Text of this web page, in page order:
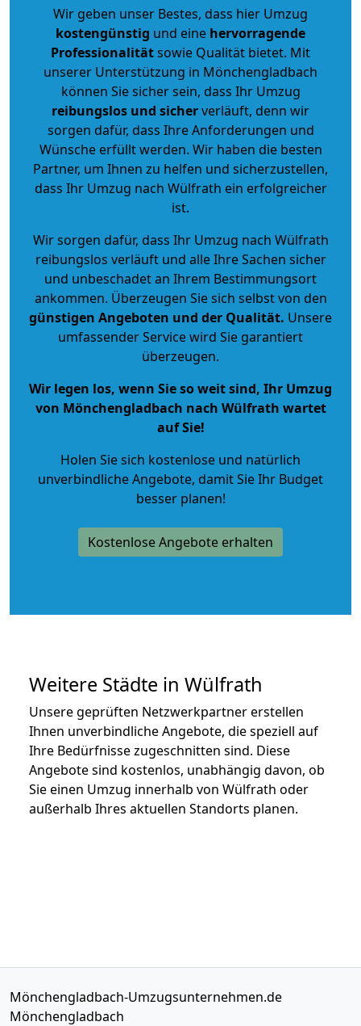
Wir geben unser Bestes, dass hier Umzug
kostengünstig und eine hervorragende
Professionalitätsowie Qualität bietet. Mit
unserer Unterstützung in Mönchengladbach
können Sie sicher sein, dass Ihr Umzug
reibungslos und sicherverläuft, denn wir
sorgen dafür, dass Ihre Anforderungen und
Wünsche erfüllt werden. Wir haben die besten
Partner, um Ihnen zu helfen und sicherzustellen,
dass Ihr Umzug nach Wülfrath ein erfolgreicher
ist.
Wir sorgen dafür, dass Ihr Umzug nach Wülfrath
reibungslos verläuft und alle Ihre Sachen sicher
und unbeschadet an Ihrem Bestimmungsort
ankommen. Überzeugen Sie sich selbst von den
günstigen Angeboten und der Qualität. Unsere
umfassender Service wird Sie garantiert
überzeugen.
Wir legen los, wenn Sie so weit sind, Ihr Umzug
von Mönchengladbach nach Wülfrath wartet
auf Sie!
Holen Sie sich kostenlose und natürlich
unverbindliche Angebote, damit Sie Ihr Budget
besser planen!
Kostenlose Angebote erhalten
Weitere Städte in Wülfrath
Unsere geprüften Netzwerkpartner erstellen
Ihnen unverbindliche Angebote, die speziell auf
Ihre Bedürfnisse zugeschnitten sind. Diese
Angebote sind kostenlos, unabhängig davon, ob
Sie einen Umzug innerhalb von Wülfrath oder
außerhalb Ihres aktuellen Standorts planen.
Mönchengladbach-Umzugsunternehmen.de
Mönchengladbach